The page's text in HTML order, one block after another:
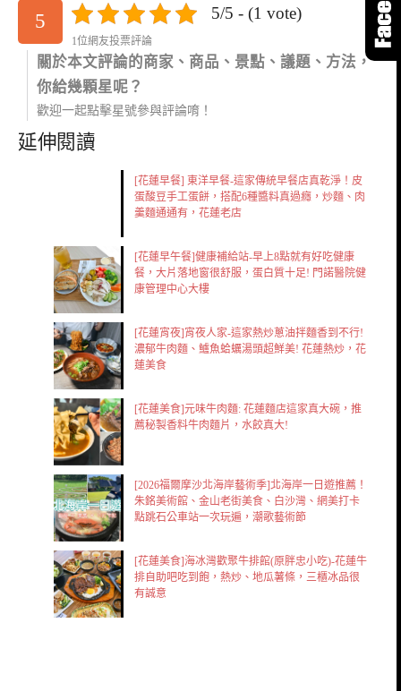
5 5/5 - (1 vote)
1位網友投票評論
關於本文評論的商家、商品、景點、議題、方法，
你給幾顆星呢？
歡迎一起點擊星號參與評論唷！
延伸閱讀
[花蓮早餐] 東洋早餐-這家傳統早餐店真乾淨！皮
蛋酸豆手工蛋餅，搭配6種醬料真過癮，炒麵、肉
羹麵通通有，花蓮老店
[花蓮早午餐]健康補給站-早上8點就有好吃健康
餐，大片落地窗很舒服，蛋白質十足! 門諾醫院健
康管理中心大樓
[花蓮宵夜]宵夜人家-這家熱炒蔥油拌麵香到不行!
濃郁牛肉麵、鱸魚蛤蠣湯頭超鮮美! 花蓮熱炒，花
蓮美食
[花蓮美食]元味牛肉麵: 花蓮麵店這家真大碗，推
薦秘製香料牛肉麵片，水餃真大!
[2026福爾摩沙北海岸藝術季]北海岸一日遊推薦！
朱銘美術館、金山老街美食、白沙灣、網美打卡
點跳石公車站一次玩遍，潮歌藝術節
[花蓮美食]海冰灣歡聚牛排館(原胖忠小吃)-花蓮牛
排自助吧吃到飽，熱炒、地瓜薯條，三櫃冰品很
有誠意